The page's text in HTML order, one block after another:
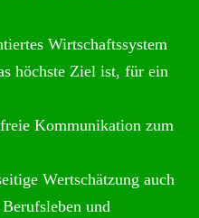
Wirtschaftssystem
höchste Ziel ist, für ein
Kommunikation zum
Wertschätzung auch
und